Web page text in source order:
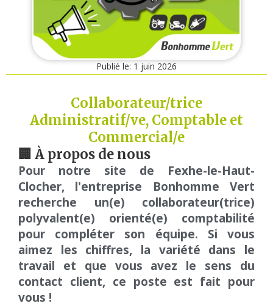
Publié le: 1 juin 2026
Collaborateur/trice
Administratif/ve, Comptable et
Commercial/e
🏢 À propos de nous
Pour notre site de Fexhe-le-Haut-
Clocher, l'entreprise Bonhomme Vert
recherche un(e) collaborateur(trice)
polyvalent(e) orienté(e) comptabilité
pour compléter son équipe. Si vous
aimez les chiffres, la variété dans le
travail et que vous avez le sens du
contact client, ce poste est fait pour
vous !